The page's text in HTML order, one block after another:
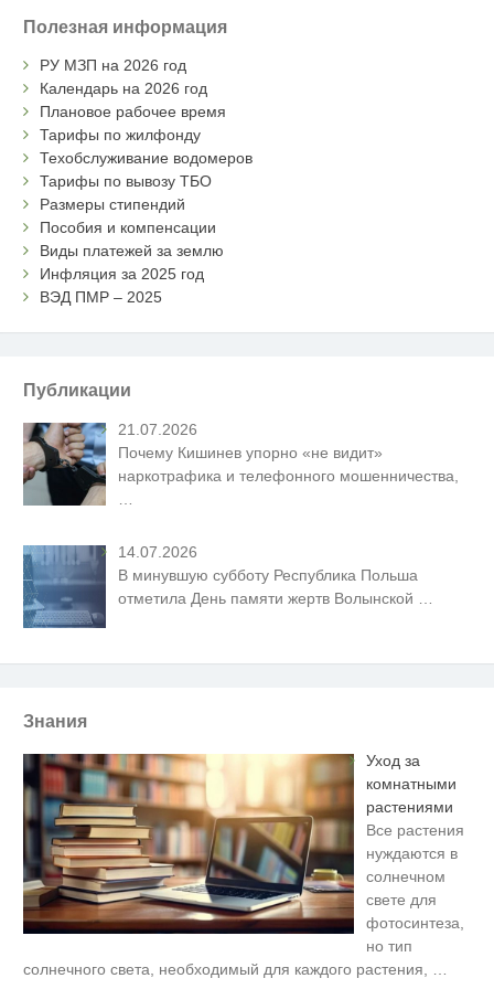
Полезная информация
РУ МЗП на 2026 год
Календарь на 2026 год
Плановое рабочее время
Тарифы по жилфонду
Техобслуживание водомеров
Тарифы по вывозу ТБО
Размеры стипендий
Пособия и компенсации
Виды платежей за землю
Инфляция за 2025 год
ВЭД ПМР – 2025
Публикации
21.07.2026
Почему Кишинев упорно «не видит»
наркотрафика и телефонного мошенничества,
14.07.2026
В минувшую субботу Республика Польша
отметила День памяти жертв Волынской
Знания
Уход за
комнатными
растениями
Все растения
нуждаются в
солнечном
свете для
фотосинтеза,
но тип
солнечного света, необходимый для каждого растения,
смеяться долго